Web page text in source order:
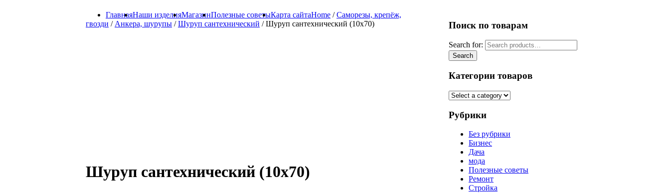
ГлавнаяНаши изделияМагазинПолезные советыКарта сайта
Поиск по товарам
Search for:
Search
Категории товаров
Рубрики
Без рубрики
Бизнес
Дача
мода
Полезные советы
Ремонт
Стройка
Home /Саморезы, крепёж,
гвозди / Анкера, шурупы /Шуруп сантехнический / Шуруп сантехнический (10х70)
Шуруп сантехнический (10х70)